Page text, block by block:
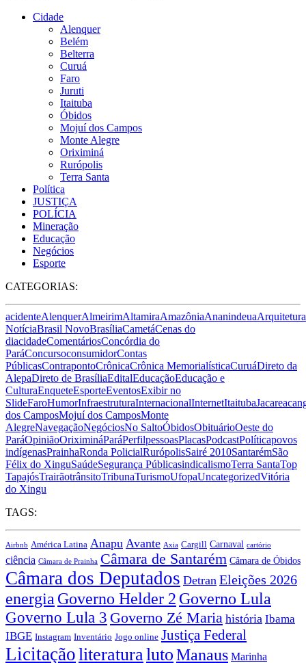
Cidade
Alenquer
Belém
Belterra
Curuá
Faro
Juruti
Itaituba
Óbidos
Mojuí dos Campos
Monte Alegre
Oriximiná
Rurópolis
Terra Santa
Política
JUSTIÇA
POLÍCIA
Mineração
Educação
Negócios
Esporte
CATEGORIAS:
acidenteAlenquerAlmeirimAltamiraAmazôniaAnanindeuaArquitetura
NotíciaBrasil NovoBrasíliaCametáCenas do
diacidadeComentáriosConcórdia do
ParáConcursoconsumidorContas
PúblicasContrapontoCrônicaCrônica MemorialísticaCuruáDireto da
AlepaDireto de BrasíliaEditalEducaçãoEducação e
CulturaEnqueteEsporteEventosExibir no
SlideFaroHumorInfraestruturaInternacionalInternetItaituba
dos CamposMojuí dos CamposMonte
AlegreNavegaçãoNegóciosNo SaltoÓbidosObituárioOeste do
ParáOpiniãoOriximináParáPerfilpessoasPlacasPodcastPolíticapovos
indígenasPrainhaRonda PolicialRurópolisSairé 2010SantarémSão
Félix do XinguSaúdeSegurança PúblicasindicalismoTerra SantaTop
TapajósTrairãotrânsitoTribunaTurismoUfopaUncategorizedVitória
do Xingu
TAGS:
Airbnb América Latina Anapu Avante Axia Cargill Carnaval cartório
ciência Câmara de Prainha Câmara de Santarém Câmara de Óbidos
Câmara dos Deputados Detran Eleições 2026
energiaGoverno Helder 2 Governo Lula
Governo Lula 3 Governo Zé Maria história Ibama
IBGE Instagram Inventário Jogo online Justiça Federal
LicitaçãoliteraturalutoManaus Marinha